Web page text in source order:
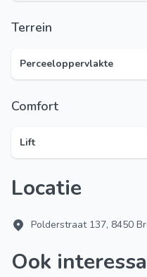
Terrein
Perceeloppervlakte
Comfort
Lift
Locatie
Polderstraat 137, 8450
Ook